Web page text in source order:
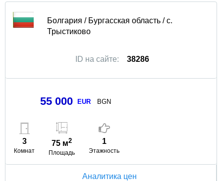
Болгария / Бургасская область / с.
Трыстиково
38286
ID на сайте:
55 000 EUR BGN
3
Комнат
75 м2
Площадь
1
Этажность
Аналитика цен